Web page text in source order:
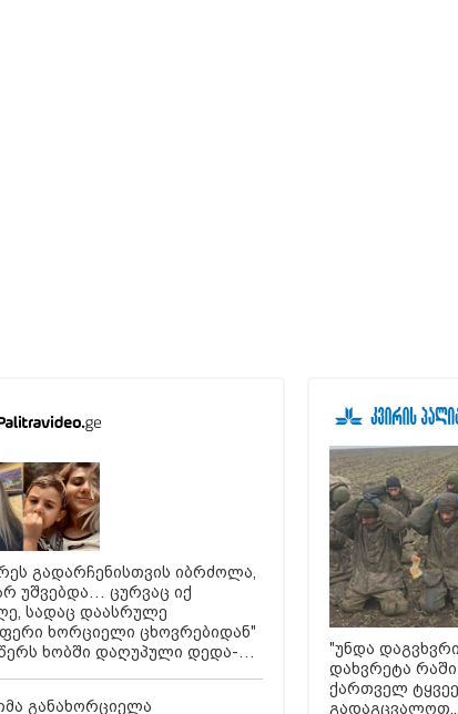
გადარჩენისთვის იბრძოლა,
უშვებდა… ცურვაც იქ
სადაც დაასრულე
ხორციელი ცხოვრებიდან"
ხობში დაღუპული დედა-
განახორციელა
"უნდა
დახვრეტა
ქართველ